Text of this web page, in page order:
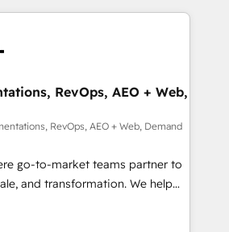
・定着までPMOとして主導。「設
実行します。 ▸ CMS戦略設
得・CVR・SEOを前提にした情報設
プレート設計をContent Hubで一体
MAからの移行支援：Salesforce・
からの移行、カスタム設計、履歴
計まで。 ▸ AEO対応：ChatGPT・
100incを選ぶの
home for all three brands. 🔄
powered by Globalia’s
adoption. 📈 Revenue
via Point Success Media. -
of Breeze AI and custom agents
deep HIPAA-compliance
RevOps, AEO + Web,
RevOps, AEO + Web, Demand
go-to-market teams partner to
and transformation. We help
HubSpot’s AI-powered
and operationalize HubSpot’s